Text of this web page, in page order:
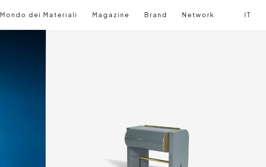
Mondo dei Materiali Magazine Brand Network Cerca
Login
IT